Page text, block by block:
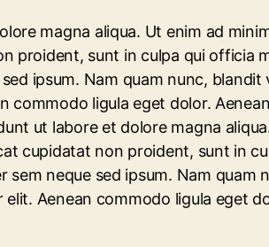
magna aliqua. Ut enim ad
proident, sunt in culpa qui officia
ipsum. Nam quam nunc, blandit
commodo ligula eget dolor. Aenean
ut labore et dolore magna
cupidatat non proident, sunt in
neque sed ipsum. Nam quam
Aenean commodo ligula eget